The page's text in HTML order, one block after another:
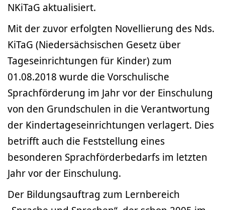
NKiTaG aktualisiert.
Mit der zuvor erfolgten Novellierung des Nds.
KiTaG (Niedersächsischen Gesetz über
Tageseinrichtungen für Kinder) zum
01.08.2018 wurde die Vorschulische
Sprachförderung im Jahr vor der Einschulung
von den Grundschulen in die Verantwortung
der Kindertageseinrichtungen verlagert. Dies
betrifft auch die Feststellung eines
besonderen Sprachförderbedarfs im letzten
Jahr vor der Einschulung.
Der Bildungsauftrag zum Lernbereich